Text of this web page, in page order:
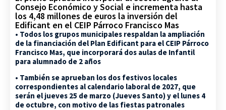
Consejo Económico y Social e incrementa hasta
los 4,48 millones de euros la inversión del
Edificant en el CEIP Párroco Francisco Mas
• Todos los grupos municipales respaldan la ampliación
de la financiación del Plan Edificant para el CEIP Párroco
Francisco Mas, que incorporará dos aulas de Infantil
para alumnado de 2 años
• También se aprueban los dos festivos locales
correspondientes al calendario laboral de 2027, que
serán el jueves 25 de marzo (Jueves Santo) y el lunes 4
de octubre, con motivo de las fiestas patronales